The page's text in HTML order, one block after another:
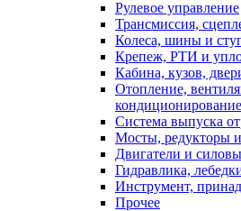
Рулевое управление
Трансмиссия,
Колеса, шины и
Крепеж, РТИ и
Кабина, кузов,
Отопление,
кондиционирование
Система выпуска
Мосты, редукторы
Двигатели и
Гидравлика,
Инструмент,
Прочее